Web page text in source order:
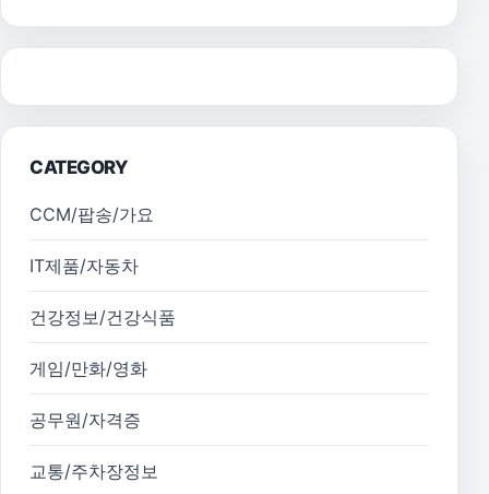
CATEGORY
CCM/팝송/가요
IT제품/자동차
건강정보/건강식품
게임/만화/영화
공무원/자격증
교통/주차장정보